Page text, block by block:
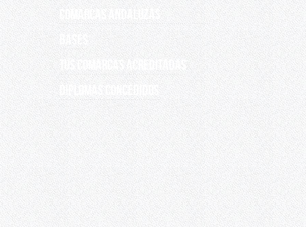
COMARCAS ANDALUZAS
Bases
Tus comarcas acreditadas
DIPLOMAS CONCEDIDOS